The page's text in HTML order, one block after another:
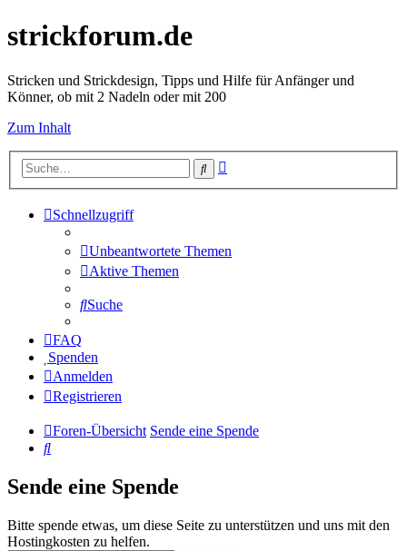
strickforum.de
Stricken und Strickdesign, Tipps und Hilfe für Anfänger und
Könner, ob mit 2 Nadeln oder mit 200
Zum Inhalt
Suche
Schnellzugriff
Unbeantwortete Themen
Aktive Themen
Suche
FAQ
Spenden
Anmelden
Registrieren
Foren-Übersicht Sende eine Spende
Suche
Sende eine Spende
Bitte spende etwas, um diese Seite zu unterstützen und uns mit den
Hostingkosten zu helfen.